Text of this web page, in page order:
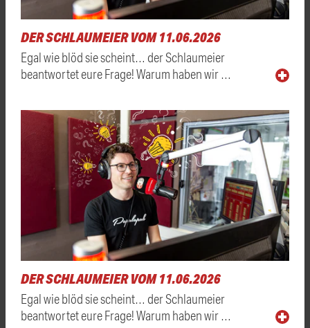
DER SCHLAUMEIER VOM 11.06.2026
Egal wie blöd sie scheint… der Schlaumeier
beantwortet eure Frage! Warum haben wir …
DER SCHLAUMEIER VOM 11.06.2026
Egal wie blöd sie scheint… der Schlaumeier
beantwortet eure Frage! Warum haben wir …